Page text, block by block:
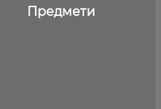
Предмети